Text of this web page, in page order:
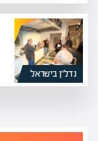
נדל”ן בישראל